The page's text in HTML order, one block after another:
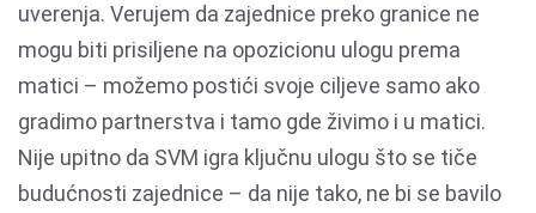
uverenja. Verujem da zajednice preko granice ne
mogu biti prisiljene na opozicionu ulogu prema
matici – možemo postići svoje ciljeve samo ako
gradimo partnerstva i tamo gde živimo i u matici.
Nije upitno da SVM igra ključnu ulogu što se tiče
budućnosti zajednice – da nije tako, ne bi se bavilo